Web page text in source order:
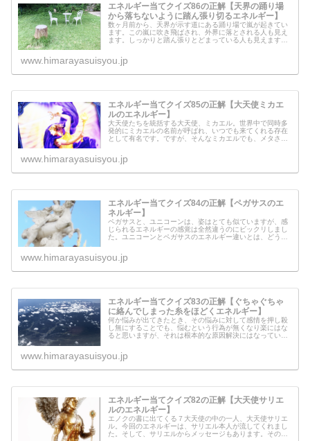
エネルギー当てクイズ86の正解【天界の踊り場
から落ちないように踏ん張り切るエネルギー】
数ヶ月前から、天界が示す道にある踊り場で嵐が起きてい
ます。この嵐に吹き飛ばされ、外界に落とされる人も見え
ます。しっかりと踏ん張りとどまっている人も見えます。
www.himarayasuisyou.jp
エネルギー当てクイズ85の正解【大天使ミカエ
ルのエネルギー】
大天使たちを統括する大天使、ミカエル。世界中で同時多
発的にミカエルの名前が呼ばれ、いつでも来てくれる存在
として有名です。ですが、そんなミカエルでも、メタさん
www.himarayasuisyou.jp
エネルギー当てクイズ84の正解【ペガサスのエ
ネルギー】
ペガサスと、ユニコーンは、姿はとても似ていますが、感
じられるエネルギーの感覚は全然違うのにビックリしまし
た。ユニコーンとペガサスのエネルギー違いとは、どう違
www.himarayasuisyou.jp
エネルギー当てクイズ83の正解【ぐちゃぐちゃ
に絡んでしまった糸をほどくエネルギー】
何か悩みが出てきたとき、その悩みに対して感情を押し殺
し無にすることでも、悩むという行為が無くなり楽にはな
ると思いますが、それは根本的な原因解決にはなっていま
www.himarayasuisyou.jp
エネルギー当てクイズ82の正解【大天使サリエ
ルのエネルギー】
エノクの書に出てくる７大天使の中の一人、大天使サリエ
ル。今回のエネルギーは、サリエル本人が流してくれまし
た。そして、サリエルからメッセージもあります。その内